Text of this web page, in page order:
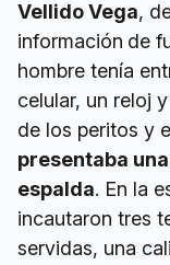
Vellido Vega,
información de
hombre tenía
celular, un reloj
de los peritos y
presentaba
espalda. En la
incautaron tres
servidas, una